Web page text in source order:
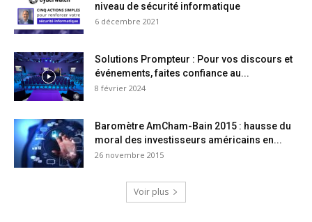
niveau de sécurité informatique
6 décembre 2021
Solutions Prompteur : Pour vos discours et
événements, faites confiance au...
8 février 2024
Baromètre AmCham-Bain 2015 : hausse du
moral des investisseurs américains en...
26 novembre 2015
Voir plus